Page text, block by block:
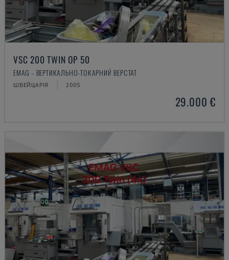
VSC 200 TWIN OP 50
EMAG - ВЕРТИКАЛЬНО-ТОКАРНИЙ ВЕРСТАТ
ШВЕЙЦАРІЯ 2005
29.000 €